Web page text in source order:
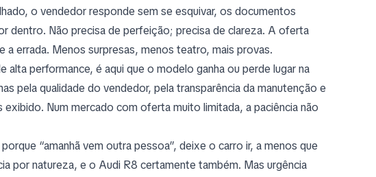
o vendedor responde sem se esquivar, os documentos
dentro. Não precisa de perfeição; precisa de clareza. A oferta
a errada. Menos surpresas, menos teatro, mais provas.
performance, é aqui que o modelo ganha ou perde lugar na
pela qualidade do vendedor, pela transparência da manutenção e
Num mercado com oferta muito limitada, a paciência não
“amanhã vem outra pessoa”, deixe o carro ir, a menos que
por natureza, e o Audi R8 certamente também. Mas urgência